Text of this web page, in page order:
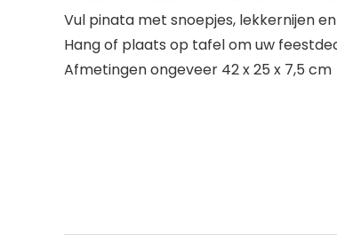
Vul pinata met snoepjes, lekkernijen
Hang of plaats op tafel om uw
Afmetingen ongeveer 42 x 25 x 7,5 cm